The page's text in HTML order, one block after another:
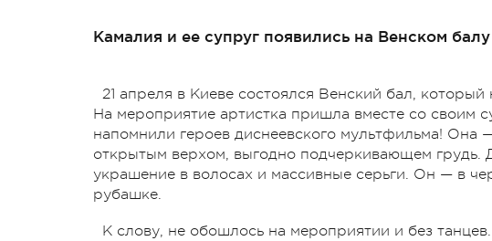
Камалия и ее супруг появились на Венском
21 апреля в Киеве состоялся Венский бал,
На мероприятие артистка пришла вместе со своим
напомнили героев диснеевского мультфильма!
открытым верхом, выгодно подчеркивающем грудь.
украшение в волосах и массивные серьги. Он — в
рубашке.
К слову, не обошлось на мероприятии и без